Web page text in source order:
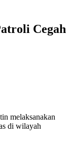
Cegah
melaksanakan
di wilayah